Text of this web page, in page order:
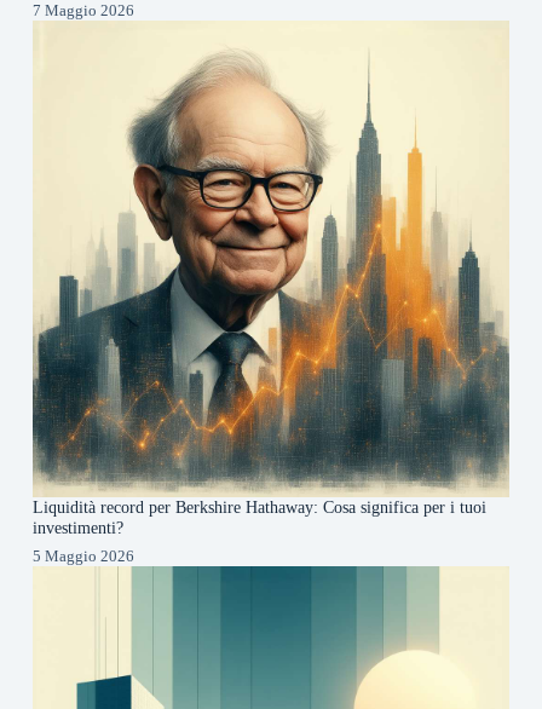
7 Maggio 2026
Liquidità record per Berkshire Hathaway: Cosa significa per i tuoi
investimenti?
5 Maggio 2026